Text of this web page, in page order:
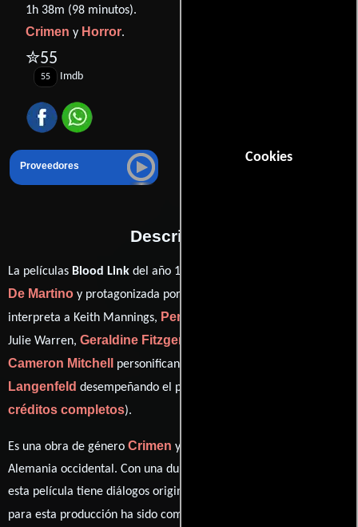
Cookies
1h 38m (98 minutos).
Crimen y Horror.
✮55
55 Imdb
Proveedores
Descripción
La películas Blood Link del año 1982, está dirigida por
De Martino y protagonizada por
interpreta a Keith Mannings, Penelope Milford
Julie Warren, Geraldine Fitzgerald
Cameron Mitchell personificando a Bud Waldo y
Langenfeld desempeñando el papel de Christine Waldo (
créditos completos).
Es una obra de género Crimen y
Alemania occidental. Con una duración de 1h 38m (98 minutos),
esta película tiene diálogos originales en
para esta producción ha sido compuesta por